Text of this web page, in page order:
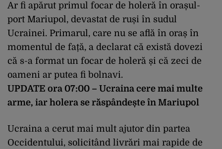
Ar fi apărut primul focar de holeră în orașul-
port Mariupol, devastat de ruși în sudul
Ucrainei. Primarul, care nu se află în oraș în
momentul de față, a declarat că există dovezi
că s-a format un focar de holeră și că zeci de
oameni ar putea fi bolnavi.
UPDATE ora 07:00 – Ucraina cere mai multe
arme, iar holera se răspândește în Mariupol
Ucraina a cerut mai mult ajutor din partea
Occidentului, solicitând livrări mai rapide de